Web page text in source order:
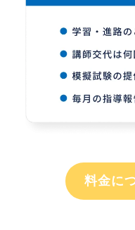
料金に